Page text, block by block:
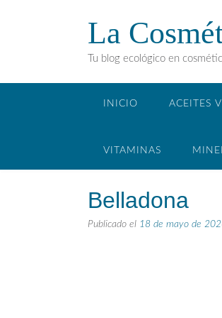
La
Tu blog ecológico en
INICIO ACEITES
VITAMINAS
Belladona
Publicado el 18 de mayo de